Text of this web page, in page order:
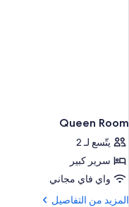
Queen Room
يتّسع لـ 2
سرير كبير
واي فاي مجاني
المزيد من التفاصيل
المزيد